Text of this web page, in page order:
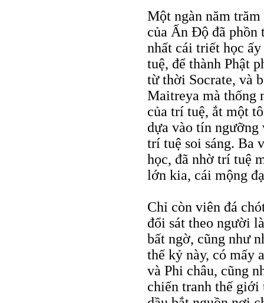
Một ngàn năm
của Ấn Độ đã phồn
nhất cái triết học
tuệ, để thành Phật
từ thời Socrate, và
Maitreya mà thống
của trí tuệ, ắt một
dựa vào tín ngưỡng
trí tuệ soi sáng. Ba
học, đã nhờ trí tuệ
lớn kia, cái mộng
Chỉ còn viên đá
đổi sát theo người
bất ngờ, cũng như
thế kỷ này, có mấy
và Phi châu, cũng
chiến tranh thế giới